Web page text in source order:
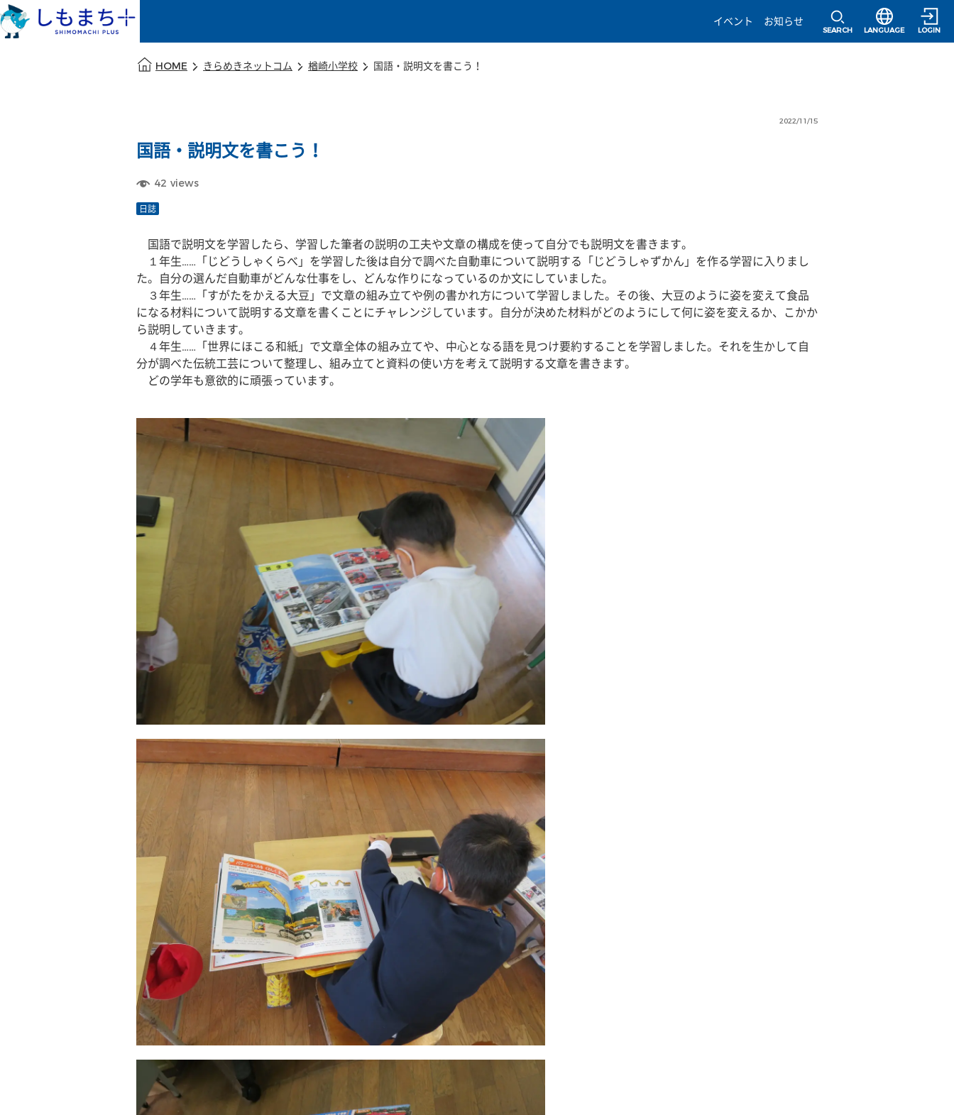
イベント
お知らせ
SEARCH
選択すると言語
LANGUAGE LOGIN
HOME きらめきネットコム 楢崎小学校 国語・説明文を書こう！
2022/11/15
国語・説明文を書こう！
42 views
日誌
国語で説明文を学習したら、学習した筆者の説明の工夫や文章の構成を使って自分でも説明文を書きます。
１年生……「じどうしゃくらべ」を学習した後は自分で調べた自動車について説明する「じどうしゃずかん」を作る学習に入りまし
た。自分の選んだ自動車がどんな仕事をし、どんな作りになっているのか文にしていました。
３年生……「すがたをかえる大豆」で文章の組み立てや例の書かれ方について学習しました。その後、大豆のように姿を変えて食品
になる材料について説明する文章を書くことにチャレンジしています。自分が決めた材料がどのようにして何に姿を変えるか、こかか
ら説明していきます。
４年生……「世界にほこる和紙」で文章全体の組み立てや、中心となる語を見つけ要約することを学習しました。それを生かして自
分が調べた伝統工芸について整理し、組み立てと資料の使い方を考えて説明する文章を書きます。
どの学年も意欲的に頑張っています。